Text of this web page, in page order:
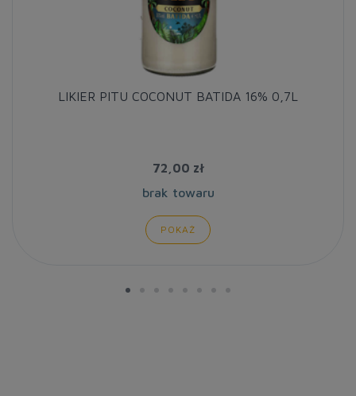
LIKIER PITU COCONUT BATIDA 16% 0,7L
72,00 zł
brak towaru
POKAŻ